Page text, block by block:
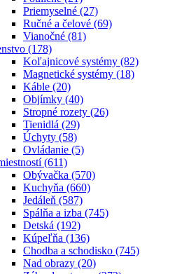
Priemyselné (27)
Ručné a čelové (69)
Vianočné (81)
(178)
Koľajnicové systémy (82)
Magnetické systémy (18)
Káble (20)
Objímky (40)
Stropné rozety (26)
Tienidlá (29)
Úchyty (58)
Ovládanie (5)
(611)
Obývačka (570)
Kuchyňa (660)
Jedáleň (587)
Spálňa a izba (745)
Detská (192)
Kúpeľňa (136)
Chodba a schodisko (745)
Nad obrazy (20)